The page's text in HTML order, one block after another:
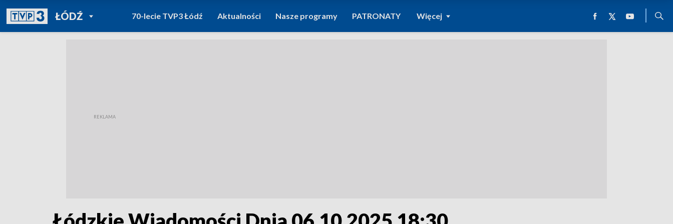
ŁÓDŹPOWRÓT DO
TVP REGIONY
70-lecie TVP3 Łódź Aktualności Nasze programy PATRONATY Więcej